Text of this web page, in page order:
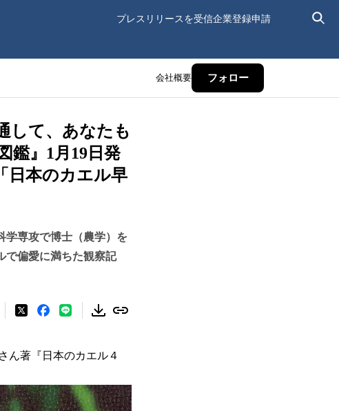
プレスリリースを受信企業登録申請
会社概要 フォロー
して、あなたも
鑑』1月19日発
日本のカエル早
学専攻で博士（農学）を
偏愛に満ちた観察記
ん著『日本のカエル４